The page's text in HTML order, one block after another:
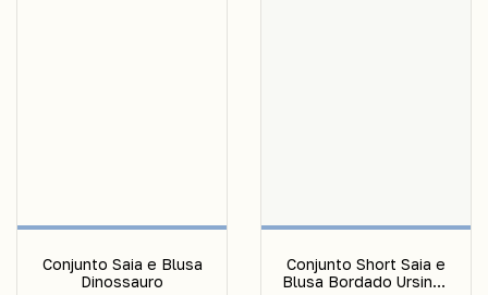
Conjunto Saia e Blusa
Dinossauro
Conjunto Short Saia e
Blusa Bordado Ursinho